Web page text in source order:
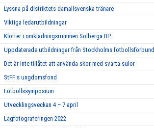
Lyssna på distriktets damallsvenska tränare
Viktiga ledarutbildningar
Klotter i omklädningsrummen Solberga BP.
Uppdaterade utbildningar från Stockholms fotbollsförbund
Det är inte tillåtet att använda skor med svarta sulor
StFF:s ungdomsfond
Fotbollssymposium
Utvecklingsveckan 4 – 7 april
Lagfotograferingen 2022